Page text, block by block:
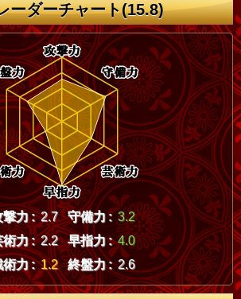
ーダーチャート(15.8)
撃力 : 2.7 守備力 : 3.2
術力 : 2.2 早指力 : 4.0
術力 : 1.2 終盤力 : 2.6